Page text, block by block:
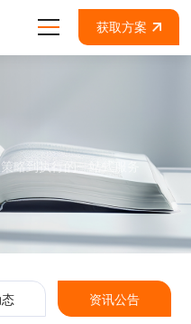
获取方案
略到执行的一站式服务
资讯公告